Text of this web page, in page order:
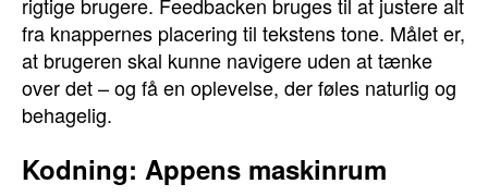
fra knappernes placering til tekstens tone. Målet er,
at brugeren skal kunne navigere uden at tænke
over det – og få en oplevelse, der føles naturlig og
behagelig.
Kodning: Appens maskinrum